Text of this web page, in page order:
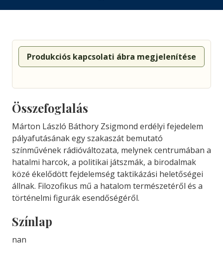
Produkciós kapcsolati ábra megjelenítése
Összefoglalás
Márton László Báthory Zsigmond erdélyi fejedelem
pályafutásának egy szakaszát bemutató
színművének rádióváltozata, melynek centrumában a
hatalmi harcok, a politikai játszmák, a birodalmak
közé ékelődött fejdelemség taktikázási heletőségei
állnak. Filozofikus mű a hatalom természetéről és a
történelmi figurák esendőségéről.
Színlap
nan